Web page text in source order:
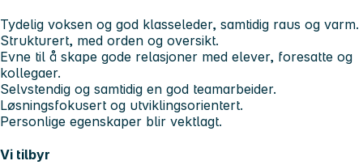
Tydelig voksen og god klasseleder, samtidig raus og varm.
Strukturert, med orden og oversikt.
Evne til å skape gode relasjoner med elever, foresatte og
kollegaer.
Selvstendig og samtidig en god teamarbeider.
Løsningsfokusert og utviklingsorientert.
Personlige egenskaper blir vektlagt.
Vi tilbyr